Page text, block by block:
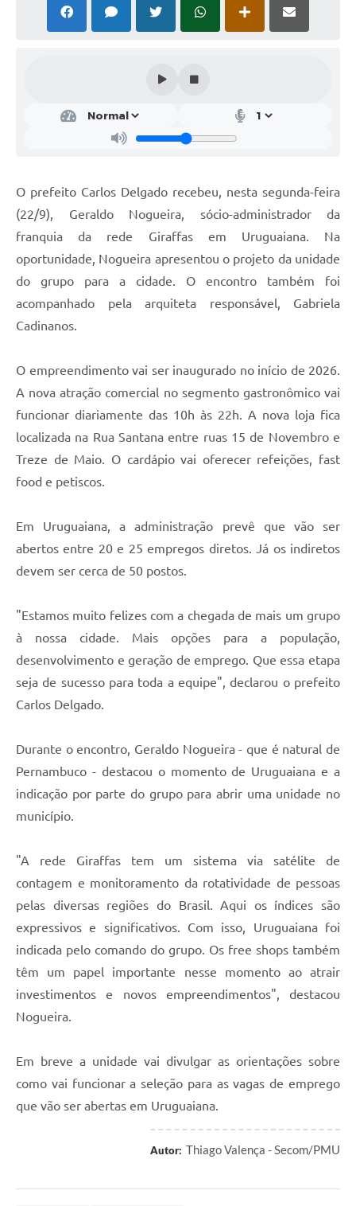
ITBI Online
SIM - Serviço de Inspeção Municipal
Vigilância Sanitária
COPIR - Coordenadoria de Promoção de Igualdade Racial
Contratos
Obras
Galeria de Vídeos
Contas Públicas
Links
Telefones Úteis
O prefeito Carlos Delgado recebeu, nesta segunda-feira
(22/9), Geraldo Nogueira, sócio-administrador da
franquia da rede Giraffas em Uruguaiana. Na
oportunidade, Nogueira apresentou o projeto da unidade
do grupo para a cidade. O encontro também foi
acompanhado pela arquiteta responsável, Gabriela
Cadinanos.
O empreendimento vai ser inaugurado no início de 2026.
A nova atração comercial no segmento gastronômico vai
funcionar diariamente das 10h às 22h. A nova loja fica
localizada na Rua Santana entre ruas 15 de Novembro e
Treze de Maio. O cardápio vai oferecer refeições, fast
food e petiscos.
Em Uruguaiana, a administração prevê que vão ser
abertos entre 20 e 25 empregos diretos. Já os indiretos
devem ser cerca de 50 postos.
"Estamos muito felizes com a chegada de mais um grupo
à nossa cidade. Mais opções para a população,
desenvolvimento e geração de emprego. Que essa etapa
seja de sucesso para toda a equipe", declarou o prefeito
Carlos Delgado.
Durante o encontro, Geraldo Nogueira - que é natural de
Pernambuco - destacou o momento de Uruguaiana e a
indicação por parte do grupo para abrir uma unidade no
município.
"A rede Giraffas tem um sistema via satélite de
contagem e monitoramento da rotatividade de pessoas
pelas diversas regiões do Brasil. Aqui os índices são
expressivos e significativos. Com isso, Uruguaiana foi
indicada pelo comando do grupo. Os free shops também
têm um papel importante nesse momento ao atrair
investimentos e novos empreendimentos", destacou
Nogueira.
Em breve a unidade vai divulgar as orientações sobre
como vai funcionar a seleção para as vagas de emprego
que vão ser abertas em Uruguaiana.
Autor: Thiago Valença - Secom/PMU